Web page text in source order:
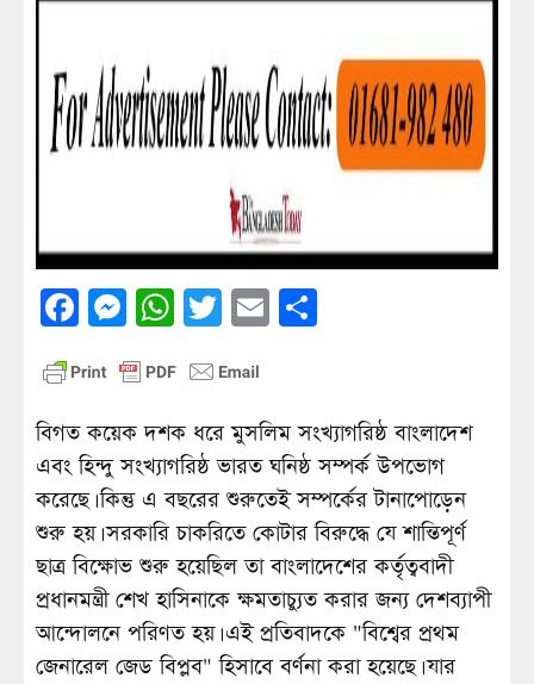
Facebook
Messenger
WhatsApp
Twitter
Email
বিগত কয়েক দশক ধরে মুসলিম সংখ্যাগরিষ্ঠ বাংলাদেশ
এবং হিন্দু সংখ্যাগরিষ্ঠ ভারত ঘনিষ্ঠ সম্পর্ক উপভোগ
করেছে। কিন্তু এ বছরের শুরুতেই সম্পর্কের টানাপোড়েন
শুরু হয়। সরকারি চাকরিতে কোটার বিরুদ্ধে যে শান্তিপূর্ণ
ছাত্র বিক্ষোভ শুরু হয়েছিল তা বাংলাদেশের কর্তৃত্ববাদী
প্রধানমন্ত্রী শেখ হাসিনাকে ক্ষমতাচ্যুত করার জন্য দেশব্যাপী
আন্দোলনে পরিণত হয়। এই প্রতিবাদকে "বিশ্বের প্রথম
জেনারেল জেড বিপ্লব" হিসাবে বর্ণনা করা হয়েছে। যার